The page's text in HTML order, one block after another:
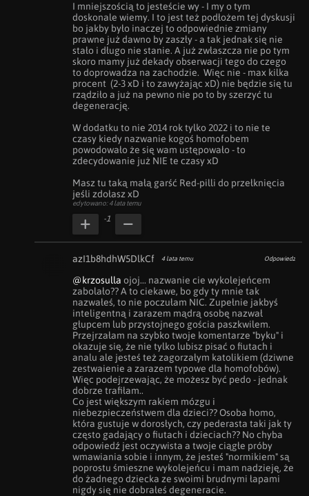
I mniejszością to jesteście wy - I my o tym
doskonale wiemy. I to jest też podłożem tej dyskusji
bo jakby było inaczej to odpowiednie zmiany
prawne już dawno by zaszły - a tak jednak się nie
stało i długo nie stanie. A już zwłaszcza nie po tym
skoro mamy już dekady obserwacji tego do czego
to doprowadza na zachodzie.  Więc nie - max kilka
procent  (2-3 xD i to zawyżając xD) nie będzie się tu
rządziło a już na pewno nie po to by szerzyć tu
degenerację.
W dodatku to nie 2014 rok tylko 2022 i to nie te
czasy kiedy nazwanie kogoś homofobem
powodowało że się wam ustępowało - to
zdecydowanie już NIE te czasy xD
Masz tu taką małą garść Red-pilli do przełknięcia
jeśli zdołasz xD
edytowano: 4 lata temu
-1
azI1b8hdhW5DlkCf 4 lata temu Odpowiedz
@krzosulla ojoj... nazwanie cie wykolejeńcem
zabolało?? A to ciekawe, bo gdy ty mnie tak
nazwałeś, to nie poczułam NIC. Zupełnie jakbyś
inteligentną i zarazem mądrą osobę nazwał
głupcem lub przystojnego gościa paszkwilem.
Przejrzałam na szybko twoje komentarze "byku" i
okazuje się, że nie tylko lubisz pisać o fiutach i
analu ale jesteś też zagorzałym katolikiem (dziwne
zestwaienie a zarazem typowe dla homofobów).
Więc podejrzewając, że możesz być pedo - jednak
dobrze trafiłam..
Co jest większym rakiem mózgu i
niebezpieczeństwem dla dzieci?? Osoba homo,
która gustuje w dorosłych, czy pederasta taki jak ty
często gadający o fiutach i dzieciach?? No chyba
odpowiedź jest oczywista a twoje ciągłe próby
wmawiania sobie i innym, że jesteś "normikiem" są
poprostu śmieszne wykolejeńcu i mam nadzieję, że
do żadnego dziecka ze swoimi brudnymi łapami
nigdy się nie dobrałeś degeneracie.